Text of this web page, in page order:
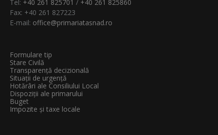
Tel: +40 261 825701 / +40 261 825860
Fax: +40 261 827223
E-mail: office@primariatasnad.ro
Formulare tip
Stare Civilă
Transparenţă decizională
Situații de urgență
Hotărâri ale Consiliului Local
Dispoziții ale primarului
Buget
Impozite și taxe locale